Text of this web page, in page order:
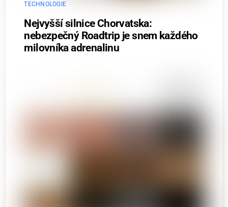
TECHNOLOGIE
Nejvyšší silnice Chorvatska:
nebezpečný Roadtrip je snem každého
milovníka adrenalinu